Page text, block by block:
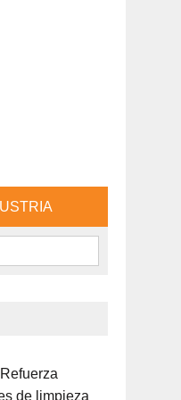
de limpieza